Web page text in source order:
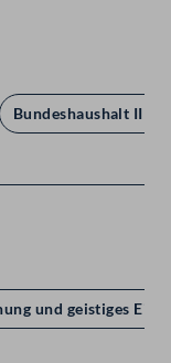
Bundeshaushalt III.
und geistiges